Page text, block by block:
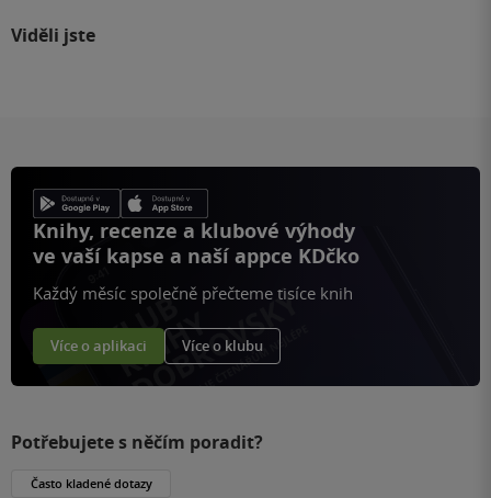
Viděli jste
Knihy, recenze a klubové výhody
ve vaší kapse a naší appce KDčko
Každý měsíc společně přečteme tisíce knih
Více o aplikaci Více o klubu
Potřebujete s něčím poradit?
Často kladené dotazy